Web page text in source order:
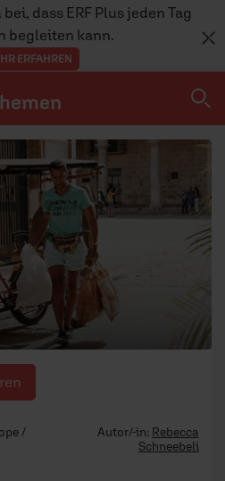
dass ERF Plus jeden Tag
begleiten kann.
ERFAHREN
/
Autor/-in: Rebecca
Schneebeli